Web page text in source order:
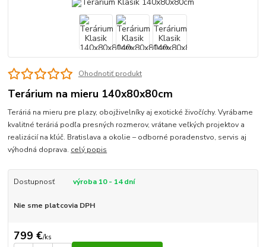
Ohodnotiť produkt
Terárium na mieru 140x80x80cm
Teráriá na mieru pre plazy, obojživelníky aj exotické živočíchy. Vyrábame
kvalitné teráriá podľa presných rozmerov, vrátane veľkých projektov a
realizácií na kľúč. Bratislava a okolie – odborné poradenstvo, servis aj
výhodná doprava. celý popis
Dostupnosť výroba 10 - 14 dní
Nie sme platcovia DPH
799 €/ks